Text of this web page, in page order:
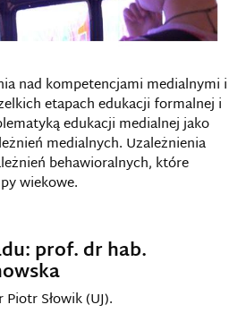
nad kompetencjami medialnymi i
etapach edukacji formalnej i
edukacji medialnej jako
medialnych. Uzależnienia
behawioralnych, które
wiekowe.
prof. dr hab.
Piotr Słowik (UJ).